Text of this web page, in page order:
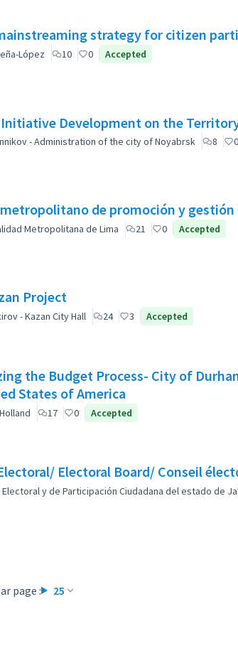
strategy for citizen
López 10 0 Accepted
Development on the
- Administration of the city of Noyabrsk 8 0
de promoción y
Metropolitana de Lima 21 0 Accepted
Project
- Kazan City Hall 24 3 Accepted
the Budget Process- City of
States of America
17 0 Accepted
Electoral Board/ Conseil
y de Participación Ciudadana del estado de
page : 25